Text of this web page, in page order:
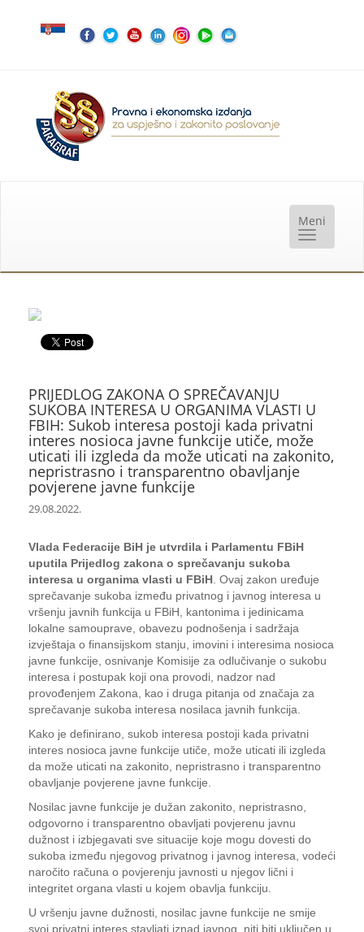
PRIJEDLOG ZAKONA O SPREČAVANJU
SUKOBA INTERESA U ORGANIMA VLASTI U
FBIH: Sukob interesa postoji kada privatni
interes nosioca javne funkcije utiče, može
uticati ili izgleda da može uticati na zakonito,
nepristrasno i transparentno obavljanje
povjerene javne funkcije
29.08.2022.
Vlada Federacije BiH je utvrdila i Parlamentu FBiH
uputila Prijedlog zakona o sprečavanju sukoba
interesa u organima vlasti u FBiH . Ovaj zakon uređuje
sprečavanje sukoba između privatnog i javnog interesa u
vršenju javnih funkcija u FBiH, kantonima i jedinicama
lokalne samouprave, obavezu podnošenja i sadržaja
izvještaja o finansijskom stanju, imovini i interesima nosioca
javne funkcije, osnivanje Komisije za odlučivanje o sukobu
interesa i postupak koji ona provodi, nadzor nad
provođenjem Zakona, kao i druga pitanja od značaja za
sprečavanje sukoba interesa nosilaca javnih funkcija.
Kako je definirano, sukob interesa postoji kada privatni
interes nosioca javne funkcije utiče, može uticati ili izgleda
da može uticati na zakonito, nepristrasno i transparentno
obavljanje povjerene javne funkcije.
Nosilac javne funkcije je dužan zakonito, nepristrasno,
odgovorno i transparentno obavljati povjerenu javnu
dužnost i izbjegavati sve situacije koje mogu dovesti do
sukoba između njegovog privatnog i javnog interesa, vodeći
naročito računa o povjerenju javnosti u njegov lični i
integritet organa vlasti u kojem obavlja funkciju.
U vršenju javne dužnosti, nosilac javne funkcije ne smije
svoj privatni interes stavljati iznad javnog, niti biti uključen u